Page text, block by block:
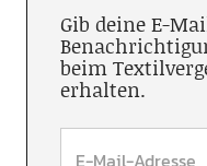
Gib deine E-
beim
erhalten.